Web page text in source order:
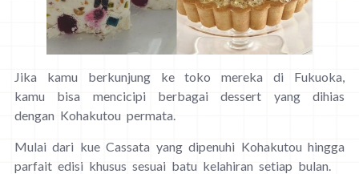
Jika kamu berkunjung ke toko mereka di Fukuoka,
kamu bisa mencicipi berbagai dessert yang dihias
dengan Kohakutou permata.
Mulai dari kue Cassata yang dipenuhi Kohakutou hingga
parfait edisi khusus sesuai batu kelahiran setiap bulan.